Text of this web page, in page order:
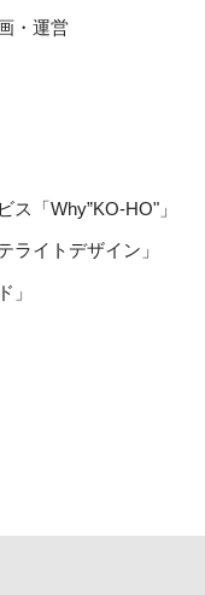
・運営
ス「Why”KO-HO"」
ライトデザイン」
」